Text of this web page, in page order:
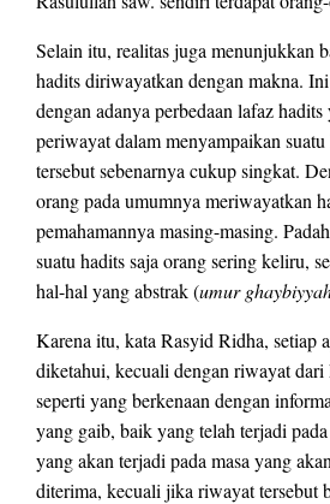
Selain itu, realitas juga menunjukkan
hadits diriwayatkan dengan makna.
dengan adanya perbedaan lafaz
periwayat dalam menyampaikan
tersebut sebenarnya cukup singkat.
orang pada umumnya meriwayatkan
pemahamannya masing-masing.
suatu hadits saja orang sering keliru,
hal-hal yang abstrak (umur
Karena itu, kata Rasyid Ridha, setiap
diketahui, kecuali dengan riwayat dari
seperti yang berkenaan dengan
yang gaib, baik yang telah terjadi
yang akan terjadi pada masa yang
diterima, kecuali jika riwayat tersebut